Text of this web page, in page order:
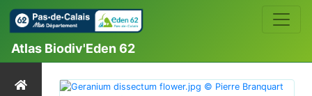
Atlas Biodiv'Eden 62